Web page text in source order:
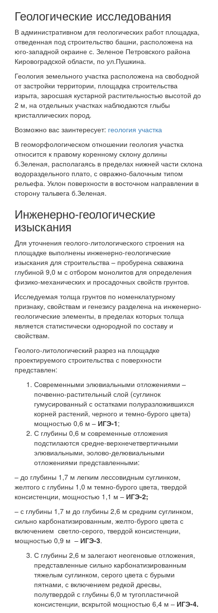
Геологические исследования
В административном для геологических работ площадка,
отведенная под строительство башни, расположена на
юго-западной окраине с. Зеленое Петровского района
Кировоградской области, по ул.Пушкина.
Геология земельного участка расположена на свободной
от застройки территории, площадка строительства
изрыта, заросшая кустарной растительностью высотой до
2 м, на отдельных участках наблюдаются глыбы
кристаллических пород.
Возможно вас заинтересует: геология участка
В геоморфологическом отношении геология участка
относится к правому коренному склону долины
б.Зеленая, располагаясь в пределах нижней части склона
водораздельного плато, с овражно-балочным типом
рельефа. Уклон поверхности в восточном направлении в
сторону тальвега б.Зеленая.
Инженерно-геологические
изыскания
Для уточнения геолого-литологического строения на
площадке выполнены инженерно-геологические
изыскания для строительства – пробурена скважина
глубиной 9,0 м с отбором монолитов для определения
физико-механических и просадочных свойств грунтов.
Исследуемая толща грунтов по номенклатурному
признаку, свойствам и генезису разделена на инженерно-
геологические элементы, в пределах которых толща
является статистически однородной по составу и
свойствам.
Геолого-литологический разрез на площадке
проектируемого строительства с поверхности
представлен:
Современными элювиальными отложениями –
почвенно-растительный слой (суглинок
гумусированный с остатками полуразложившихся
корней растений, черного и темно-бурого цвета)
мощностью 0,6 м – ИГЭ-1;
С глубины 0,6 м современные отложения
подстилаются средне-верхнечетвертичными
элювиальными, эолово-делювиальными
отложениями представленными:
– до глубины 1,7 м легким лессовидным суглинком,
желтого с глубины 1,0 м темно-бурого цвета, твердой
консистенции, мощностью 1,1 м – ИГЭ-2;
– с глубины 1,7 м до глубины 2,6 м средним суглинком,
сильно карбонатизированным, желто-бурого цвета с
включением светло-серого, твердой консистенции,
мощностью 0,9 м – ИГЭ-3.
С глубины 2,6 м залегают неогеновые отложения,
представленные сильно карбонатизированным
тяжелым суглинком, серого цвета с бурыми
пятнами, с включением редкой дресвы,
полутвердой с глубины 6,0 м тугопластичной
консистенции, вскрытой мощностью 6,4 м – ИГЭ-4.